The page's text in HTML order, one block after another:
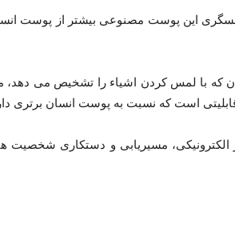
حسگری این پوست مصنوعی بیشتر از پوست
که با لمس کردن اشیاء را تشخیص می دهد،
است که نسبت به پوست انسان برتری
الکترونیکی، مسیریابی و دستکاری شخصیت